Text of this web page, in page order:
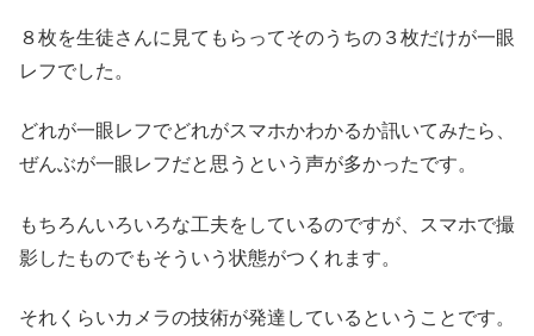
８枚を生徒さんに見てもらってそのうちの３枚だけが一眼
レフでした。
どれが一眼レフでどれがスマホかわかるか訊いてみたら、
ぜんぶが一眼レフだと思うという声が多かったです。
もちろんいろいろな工夫をしているのですが、スマホで撮
影したものでもそういう状態がつくれます。
それくらいカメラの技術が発達しているということです。